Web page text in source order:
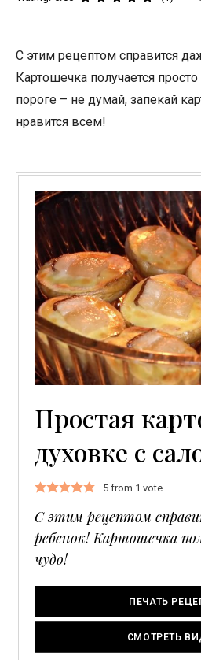
С этим рецептом справится
Картошечка получается
пороге – не думай, запекай
нравится всем!
Простая
духовке с
5from 1 vote
С этим рецептом
ребенок! Картошечка
чудо!
ПЕЧАТЬ
СМОТРЕТЬ